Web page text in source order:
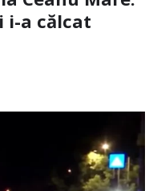
i-a călcat